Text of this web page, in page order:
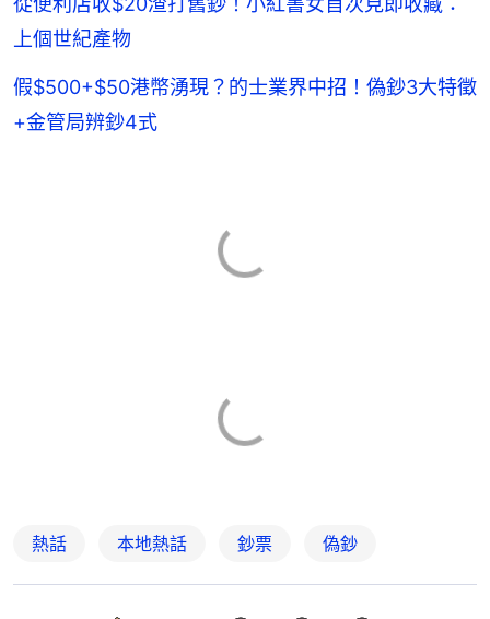
上個世紀產物
假$500+$50港幣湧現？的士業界中招！偽鈔3大特徵
+金管局辨鈔4式
熱話 本地熱話 鈔票 偽鈔